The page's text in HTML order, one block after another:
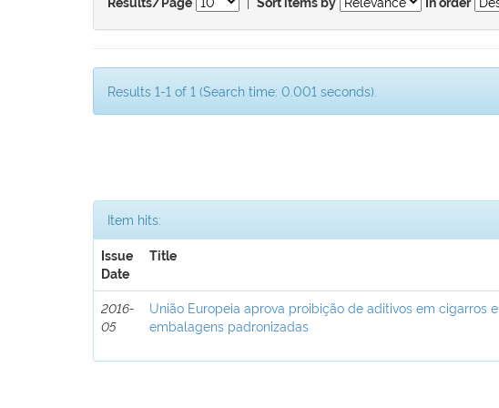
Results/Page Sort items by In order
Results 1-1 of 1 (Search time: 0.001 seconds).
Item hits:
Issue
Date
Title
2016-
05
União Europeia aprova proibição de aditivos em cigarros e
embalagens padronizadas